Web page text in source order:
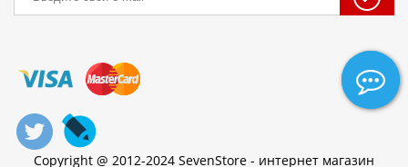
Copyright @ 2012-2024 SevenStore - интернет магазин